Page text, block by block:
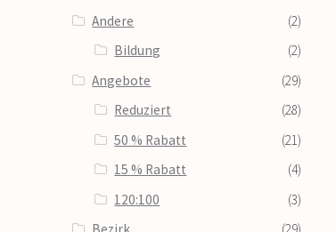
Andere
(2)
Bildung
(2)
Angebote
(29)
Reduziert
(28)
50 % Rabatt
(21)
15 % Rabatt
(4)
120:100
(3)